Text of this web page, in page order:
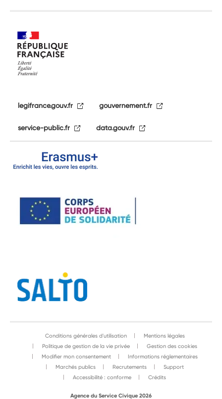
legifrance.gouv.fr gouvernement.fr
service-public.fr data.gouv.fr
Conditions générales d'utilisation
Mentions légales
Politique de gestion de la vie privée
Gestion des cookies
Modifier mon consentement
Informations réglementaires
Marchés publics
Recrutements
Support
Accessibilité : conforme
Crédits
Agence du Service Civique 2026